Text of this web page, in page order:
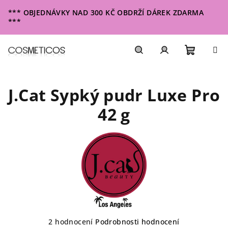
na
obsah
*** OBJEDNÁVKY NAD 300 KČ OBDRŽÍ DÁREK ZDARMA
***
košík
J.Cat Sypký pudr Luxe Pro
42 g
Průměrné
2 hodnocení Podrobnosti hodnocení